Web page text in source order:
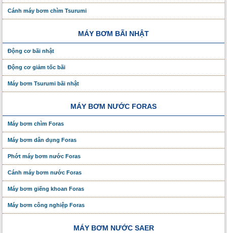
Cánh máy bơm chìm Tsurumi
MÁY BƠM BÃI NHẬT
Động cơ bãi nhật
Động cơ giảm tốc bãi
Máy bơm Tsurumi bãi nhật
MÁY BƠM NƯỚC FORAS
Máy bơm chìm Foras
Máy bơm dân dụng Foras
Phớt máy bơm nước Foras
Cánh máy bơm nước Foras
Máy bơm giếng khoan Foras
Máy bơm công nghiệp Foras
MÁY BƠM NƯỚC SAER